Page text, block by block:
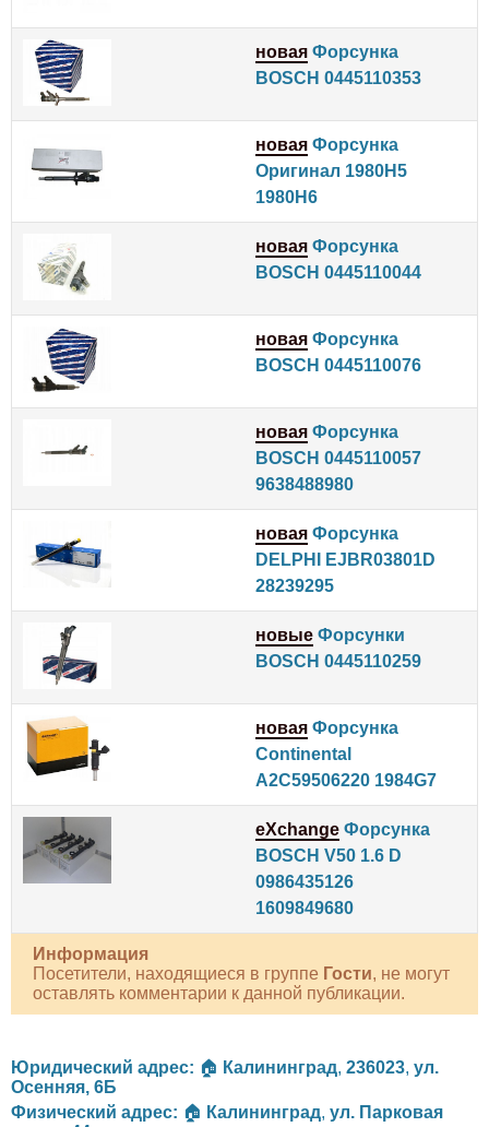
новая Форсунка
BOSCH 0445110353
новая Форсунка
Оригинал 1980H5
1980H6
новая Форсунка
BOSCH 0445110044
новая Форсунка
BOSCH 0445110076
новая Форсунка
BOSCH 0445110057
9638488980
новая Форсунка
DELPHI EJBR03801D
28239295
новые Форсунки
BOSCH 0445110259
новая Форсунка
Continental
A2C59506220 1984G7
eXchange Форсунка
BOSCH V50 1.6 D
0986435126
1609849680
Информация
Посетители, находящиеся в группе Гости, не могут
оставлять комментарии к данной публикации.
Юридический адрес: 🏠 Калининград, 236023, ул.
Осенняя, 6Б
Физический адрес: 🏠 Калининград, ул. Парковая